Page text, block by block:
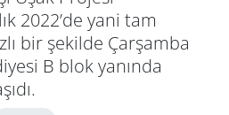
2022’de yani tam
bir şekilde Çarşamba
B blok yanında